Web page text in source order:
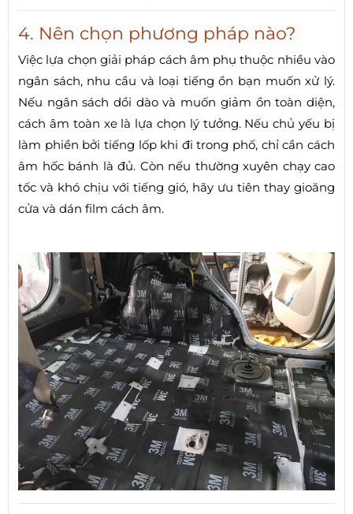
4. Nên chọn phương pháp nào?
Việc lựa chọn giải pháp cách âm phụ thuộc nhiều vào
ngân sách, nhu cầu và loại tiếng ồn bạn muốn xử lý.
Nếu ngân sách dồi dào và muốn giảm ồn toàn diện,
cách âm toàn xe là lựa chọn lý tưởng. Nếu chủ yếu bị
làm phiền bởi tiếng lốp khi đi trong phố, chỉ cần cách
âm hốc bánh là đủ. Còn nếu thường xuyên chạy cao
tốc và khó chịu với tiếng gió, hãy ưu tiên thay gioăng
cửa và dán film cách âm.